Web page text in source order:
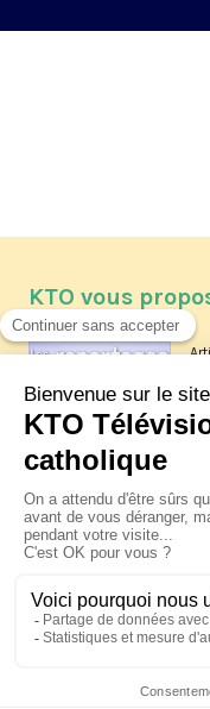
KTO vous